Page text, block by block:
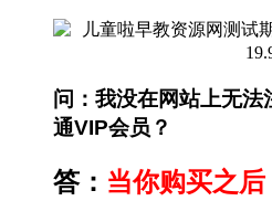
问：我没在网站上无
通VIP会员？
答： 当你购买之